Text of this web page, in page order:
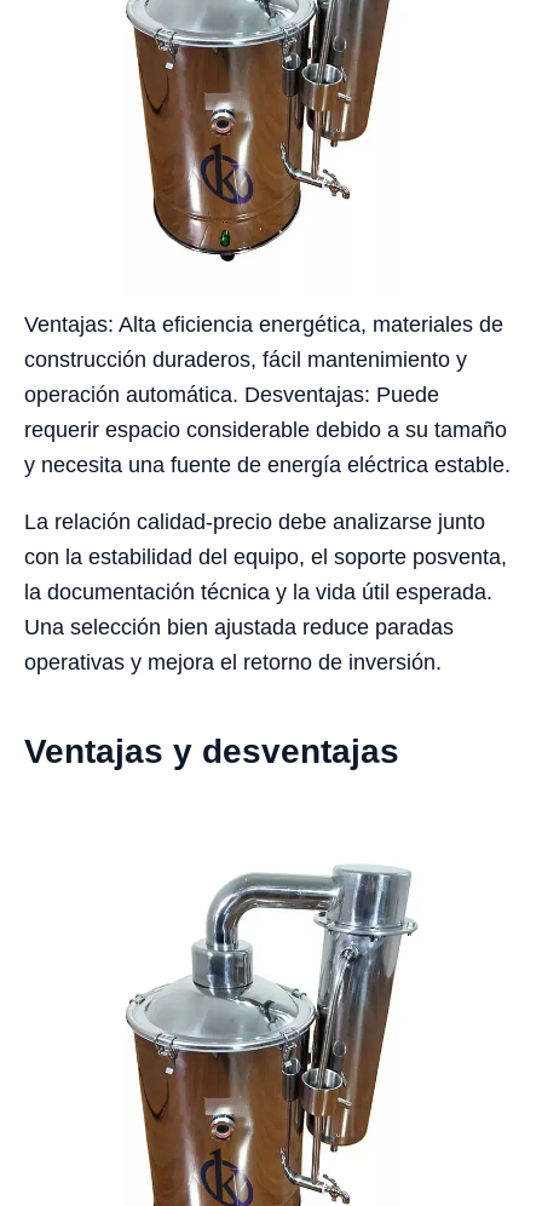
Ventajas: Alta eficiencia energética, materiales de
construcción duraderos, fácil mantenimiento y
operación automática. Desventajas: Puede
requerir espacio considerable debido a su tamaño
y necesita una fuente de energía eléctrica estable.
La relación calidad-precio debe analizarse junto
con la estabilidad del equipo, el soporte posventa,
la documentación técnica y la vida útil esperada.
Una selección bien ajustada reduce paradas
operativas y mejora el retorno de inversión.
Ventajas y desventajas